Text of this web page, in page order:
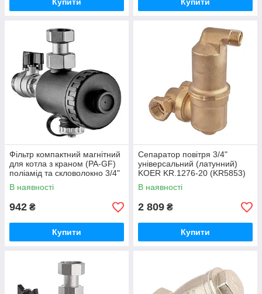
Фільтр компактний магнітний
для котла з краном (PA-GF)
поліамід та скловолокно 3/4"
KOER KR.1274 (KR5679)
В наявності
942 ₴
Купити
Сепаратор повітря 3/4"
універсальний (латунний)
KOER KR.1276-20 (KR5853)
В наявності
2 809 ₴
Купити